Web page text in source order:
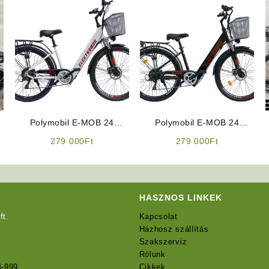
Polymobil E-MOB 24
279 000Ft
Polymobil E-MOB 24
279 000Ft
999
HASZNOS LINKEK
Kapcsolat
Házhosz szállítás
Szakszerviz
Rólunk
Cikkek